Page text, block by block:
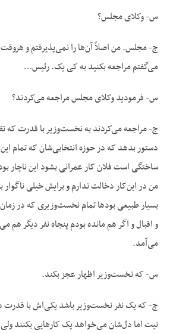
س- وکلای مجلس؟
ج- مجلس. من اصلاً آن‌ها را نمی‌پذیرفتم و
می‌گفتم مراجعه بکنید به کی یک. رئیس…
س- فرمودید وکلای مجلس مراجعه می‌کردند؟
ج- مراجعه می‌کردند به نخست‌وزیر با قدرت که
دستور بدهد که در حوزه انتخابی‌شان که تمام
ساختگی است فلان کار عمرانی بشود این ناچار
من در این‌کار دخالت ندارم و برایش خیلی
بسیار طبیعی بودها تمام نخست‌وزیری که در
و اقبال و اگر هم مانده بودم پنجاه نفر دیگر هم
می‌آمد.
س- که نخست‌وزیر اظهار عجز بکند.
ج- که یک نفر نخست‌وزیر باشد یکی‌اش با قدرت
نیت اما دل‌شان می‌خواهد یک کارهایی بکنند ولی